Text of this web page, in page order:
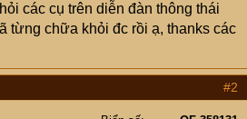
các cụ trên diễn đàn thông thái
từng chữa khỏi đc rồi ạ, thanks các
#2